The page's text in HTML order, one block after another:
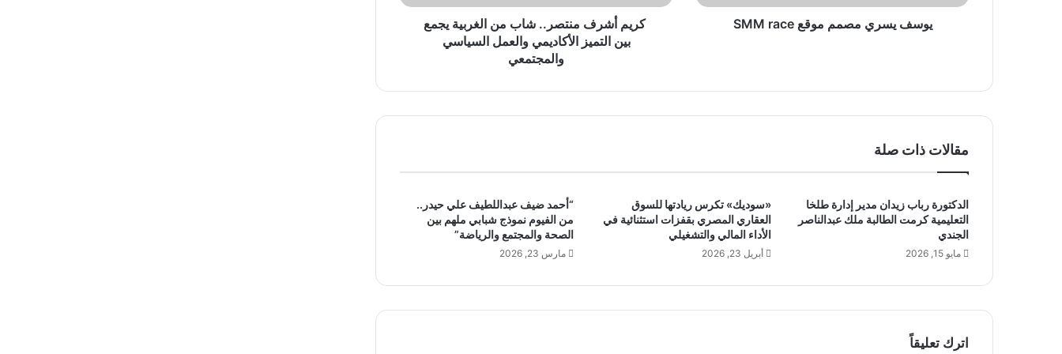
م
و
M
M
a
c
e
يوسف يسري مصمم موقع SMM race
ف
ر
ب
ن
ا
ل
ب
كريم أشرف منتصر.. شاب من الغربية يجمع
بين التميز الأكاديمي والعمل السياسي
والمجتمعي
مقالات ذات صلة
الدكتورة رباب زيدان مدير إدارة طلخا
التعليمية كرمت الطالبة ملك عبدالناصر
الجندي
مايو 15, 2026
«سوديك» تكرس ريادتها للسوق
العقاري المصري بقفزات استثنائية في
الأداء المالي والتشغيلي
أبريل 23, 2026
“أحمد ضيف عبداللطيف علي حيدر..
من الفيوم نموذج شبابي ملهم بين
الصحة والمجتمع والرياضة”
مارس 23, 2026
اترك تعليقاً